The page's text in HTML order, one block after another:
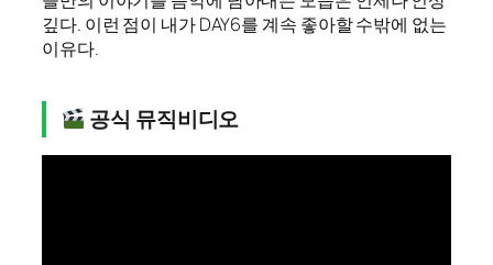
깊다. 이런 점이 내가 DAY6를 계속 좋아할 수밖에 없는
이유다.
공식 뮤직비디오